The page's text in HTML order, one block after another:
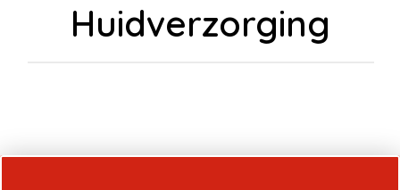
Huidverzorging